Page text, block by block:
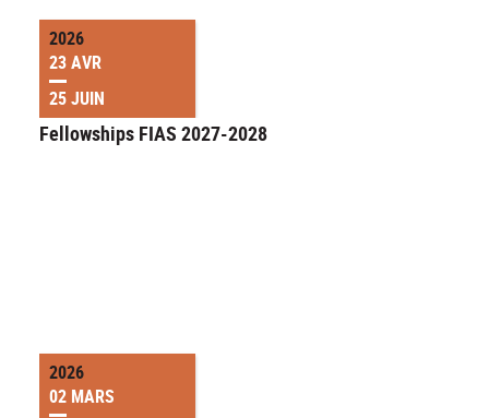
2026
23 AVR
25 JUIN
Fellowships FIAS 2027-2028
2026
02 MARS